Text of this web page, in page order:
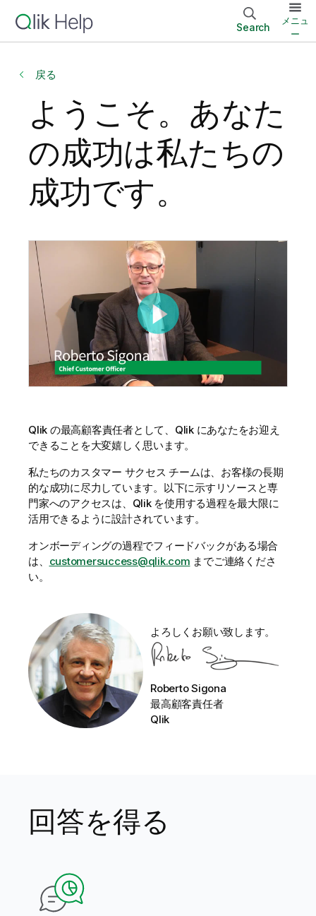
Search
メニュ
ー
戻る
ようこそ。あなた
の成功は私たちの
成功です。
Qlik の最高顧客責任者として、Qlik にあなたをお迎え
できることを大変嬉しく思います。
私たちのカスタマー サクセス チームは、お客様の長期
的な成功に尽力しています。以下に示すリソースと専
門家へのアクセスは、Qlik を使用する過程を最大限に
活用できるように設計されています。
オンボーディングの過程でフィードバックがある場合
は、 customersuccess@qlik.com までご連絡くださ
い。
よろしくお願い致します。
Roberto Sigona
最高顧客責任者
Qlik
回答を得る